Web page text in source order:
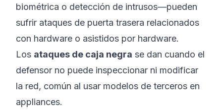
biométrica o detección de intrusos—pueden
sufrir ataques de puerta trasera relacionados
con hardware o asistidos por hardware.
Los ataques de caja negra se dan cuando el
defensor no puede inspeccionar ni modificar
la red, común al usar modelos de terceros en
appliances.